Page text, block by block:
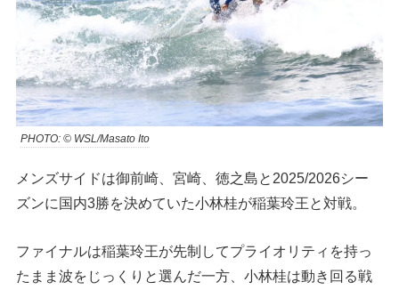
PHOTO: © WSL/Masato Ito
メンズサイドは御前崎、宮崎、徳之島と2025/2026シー
ズンに国内3勝を決めていた小林桂が稲葉玲王と対戦。
ファイナルは稲葉玲王が先制してプライオリティを持っ
たまま波をじっくりと選んだ一方、小林桂は動き回る戦